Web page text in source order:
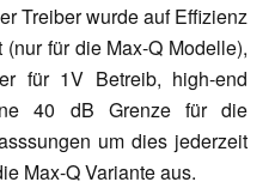
Treiber wurde auf Effizienz
für die Max-Q Modelle),
für 1V Betreib, high-end
40 dB Grenze für die
um dies jederzeit
Max-Q Variante aus.